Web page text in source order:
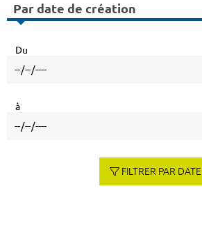
Par date de création
Du
à
FILTRER PAR DATE